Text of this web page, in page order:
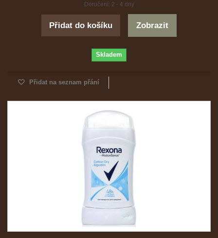
Doručení: 2 - 4 dny
Přidat do košíku Zobrazit
Skladem
Přidat na seznam přání